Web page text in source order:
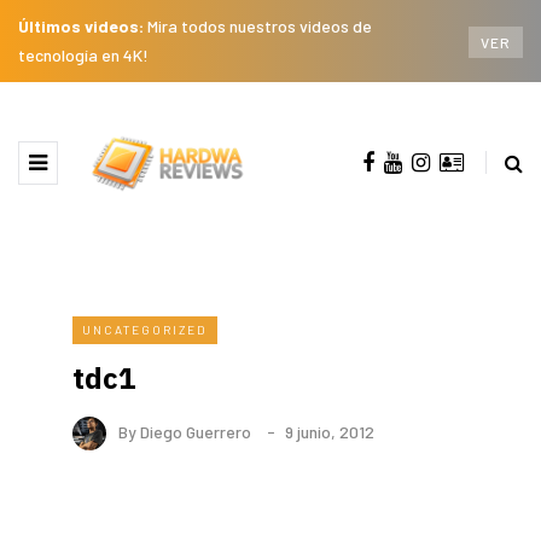
Últimos videos: Mira todos nuestros videos de
tecnología en 4K!
VER
UNCATEGORIZED
tdc1
ByDiego Guerrero 9 junio, 2012